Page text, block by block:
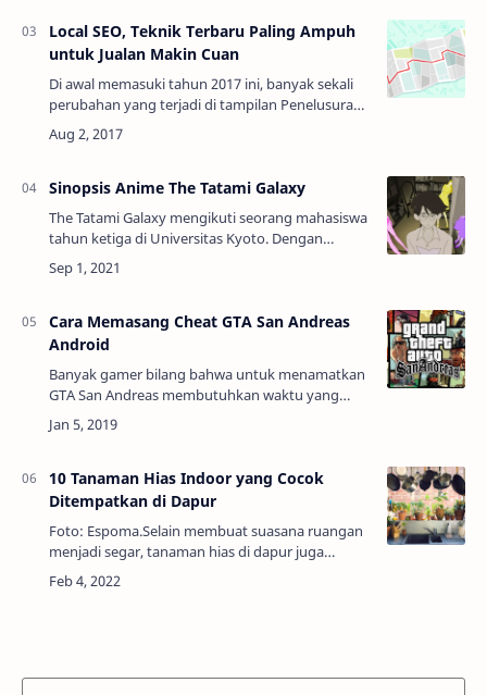
Local SEO, Teknik Terbaru Paling Ampuh
untuk Jualan Makin Cuan
Di awal memasuki tahun 2017 ini, banyak sekali
perubahan yang terjadi di tampilan Penelusuran
Google. Dari mulai banyaknya slot iklan untuk
Google Ads, lalu tampil kategori web pe…
Sinopsis Anime The Tatami Galaxy
The Tatami Galaxy mengikuti seorang mahasiswa
tahun ketiga di Universitas Kyoto. Dengan
protagonis tanpa nama, serial ini menggunakan
semesta paralel sebagai perangkat plot un…
Cara Memasang Cheat GTA San Andreas
Android
Banyak gamer bilang bahwa untuk menamatkan
GTA San Andreas membutuhkan waktu yang
lama karena belum tentu dalam misi tertentu kita
langsung berhasil, bahka kita harus mengulang
10 Tanaman Hias Indoor yang Cocok
Ditempatkan di Dapur
Foto: Espoma.Selain membuat suasana ruangan
menjadi segar, tanaman hias di dapur juga
mampu meningkatkan kualitas udara di dalam
rumah.Tanaman hias indoor semakin digemari